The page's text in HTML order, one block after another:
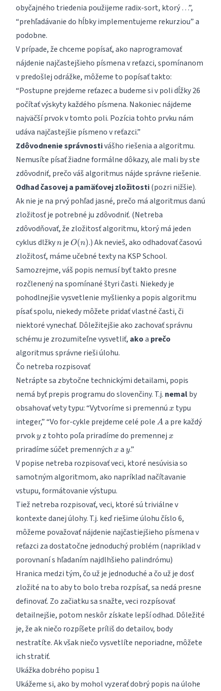
obyčajného triedenia použijeme radix-sort, ktorý …”,
“prehľadávanie do hĺbky implementujeme rekurziou” a
podobne.
V prípade, že chceme popísať, ako naprogramovať
nájdenie najčastejšieho písmena v reťazci, spomínanom
v predošlej odrážke, môžeme to popísať takto:
“Postupne prejdeme reťazec a budeme si v poli dĺžky 26
počítať výskyty každého písmena. Nakoniec nájdeme
najväčší prvok v tomto poli. Pozícia tohto prvku nám
udáva najčastejšie písmeno v reťazci.”
Zdôvodnenie správnostivášho riešenia a algoritmu.
Nemusíte písať žiadne formálne dôkazy, ale mali by ste
zdôvodniť, prečo váš algoritmus nájde správne riešenie.
Odhad časovej a pamäťovej zložitosti(pozri nižšie).
Ak nie je na prvý pohľad jasné, prečo má algoritmus danú
zložitosť je potrebné ju zdôvodniť. (Netreba
zdôvodňovať, že zložitosť algoritmu, ktorý má jeden
cyklus dlžkyn
n je O(n)
O(n).) Ak nevieš, ako odhadovať časovú
zložitosť, mámeučebné texty na KSP School.
Samozrejme, váš popis nemusí byť takto presne
rozčlenený na spomínané štyri časti. Niekedy je
pohodlnejšie vysvetlenie myšlienky a popis algoritmu
písať spolu, niekedy môžete pridať vlastné časti, či
niektoré vynechať. Dôležitejšie ako zachovať správnu
schému je zrozumiteľne vysvetliť, akoa prečo
algoritmus správne rieši úlohu.
Čo netreba rozpisovať
Netrápte sa zbytočne technickými detailami, popis
nemá byť prepis programu do slovenčiny. T.j. nemalby
obsahovať vety typu: “Vytvoríme si premennú x
x typu
integer,” “Vo for-cykle prejdeme celé pole A
Aa pre každý
prvoky
yz tohto poľa priradíme do premennej x
x
priradíme súčet premenných x
x a y
y.”
V popise netreba rozpisovať veci, ktoré nesúvisia so
samotným algoritmom, ako napríklad načítavanie
vstupu, formátovanie výstupu.
Tiež netreba rozpisovať, veci, ktoré sú triviálne v
kontexte danej úlohy. T.j. keď riešime úlohu číslo 6,
môžeme považovať nájdenie najčastiejšieho písmena v
reťazci za dostatočne jednoduchý problém (napriklad v
porovnaní s hľadaním najdlhšieho palindrómu)
Hranica medzi tým, čo už je jednoduché a čo už je dosť
zložité na to aby to bolo treba rozpísať, sa nedá presne
definovať. Zo začiatku sa snažte, veci rozpísovať
detailnejšie, potom neskôr získate lepší odhad. Dôležité
je, že ak niečo rozpíšete príliš do detailov, body
nestratíte. Ak však niečo vysvetlíte neporiadne, môžete
ich stratiť.
Ukážka dobrého popisu 1
Ukážeme si, ako by mohol vyzerať dobrý popis na úlohe